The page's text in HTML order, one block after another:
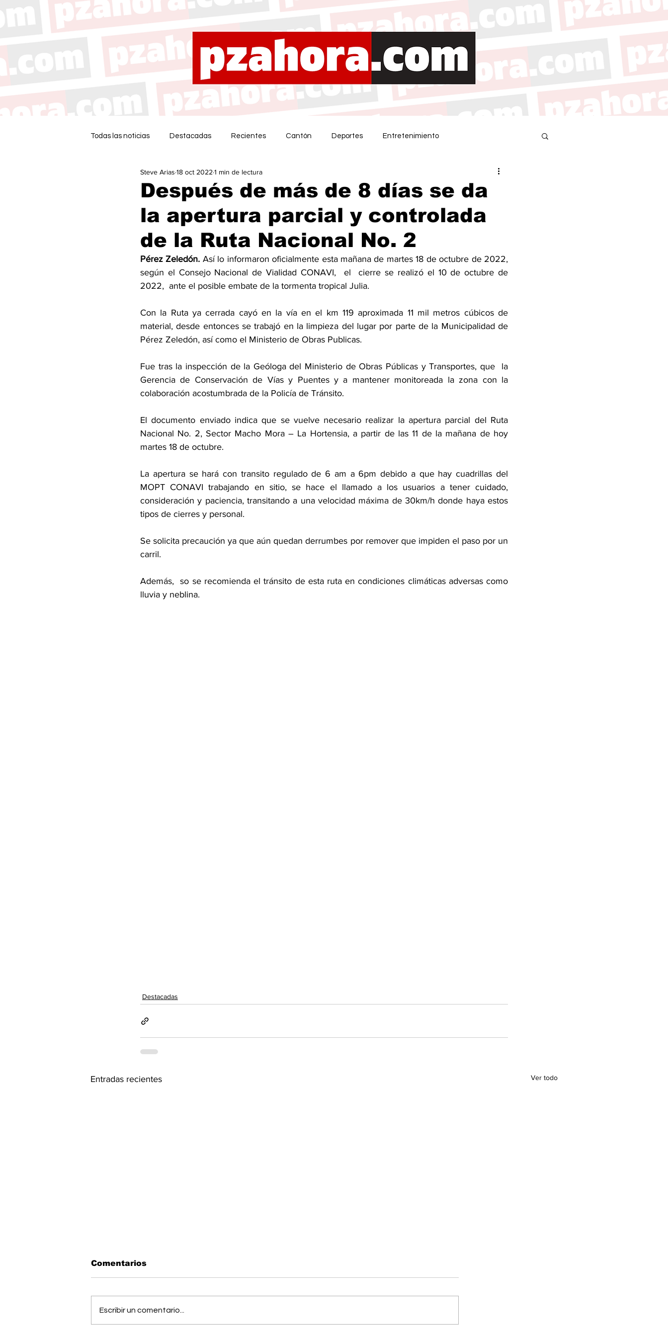
Todas las noticias Destacadas Recientes Cantón Deportes Entretenimiento
Después de más de 8 días se da
la apertura parcial y controlada
de la Ruta Nacional No. 2
Steve Arias 18 oct 2022 1 min de lectura
Pérez Zeledón. Así lo informaron oficialmente esta mañana de martes 18 de octubre de 2022,
según el Consejo Nacional de Vialidad CONAVI,  el  cierre se realizó el 10 de octubre de
2022,  ante el posible embate de la tormenta tropical Julia.
Con la Ruta ya cerrada cayó en la vía en el km 119 aproximada 11 mil metros cúbicos de
material, desde entonces se trabajó en la limpieza del lugar por parte de la Municipalidad de
Pérez Zeledón, así como el Ministerio de Obras Publicas.
Fue tras la inspección de la Geóloga del Ministerio de Obras Públicas y Transportes, que  la
Gerencia de Conservación de Vías y Puentes y a mantener monitoreada la zona con la
colaboración acostumbrada de la Policía de Tránsito.
El documento enviado indica que se vuelve necesario realizar la apertura parcial del Ruta
Nacional No. 2, Sector Macho Mora – La Hortensia, a partir de las 11 de la mañana de hoy
martes 18 de octubre.
La apertura se hará con transito regulado de 6 am a 6pm debido a que hay cuadrillas del
MOPT CONAVI trabajando en sitio, se hace el llamado a los usuarios a tener cuidado,
consideración y paciencia, transitando a una velocidad máxima de 30km/h donde haya estos
tipos de cierres y personal.
Se solicita precaución ya que aún quedan derrumbes por remover que impiden el paso por un
carril.
Además,  so se recomienda el tránsito de esta ruta en condiciones climáticas adversas como
lluvia y neblina.
Destacadas
Entradas recientes Ver todo
Comentarios
Escribir un comentario...